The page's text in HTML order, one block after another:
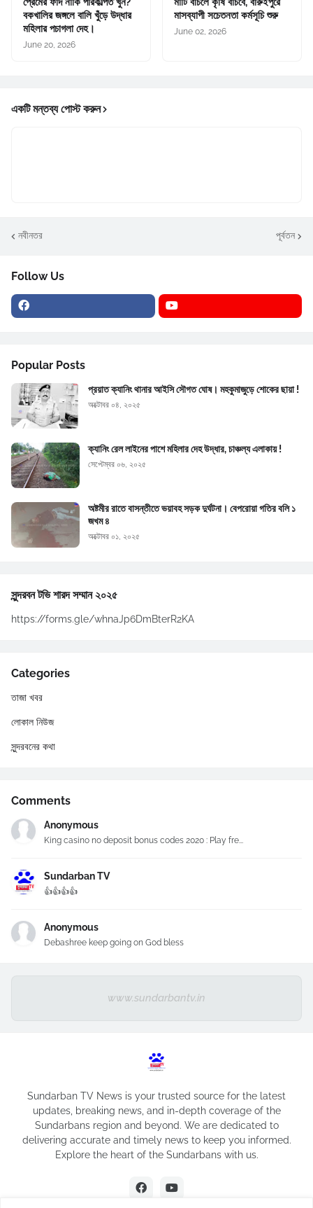
বকখালির জঙ্গলে বালি খুঁড়ে উদ্ধার
মহিলার পচাগলা দেহ।
June 20, 2026
মাসব্যাপী সচেতনতা কর্মসূচি শুরু
June 02, 2026
একটি মন্তব্য পোস্ট করুন
নবীনতর পূর্বতন
Follow Us
Popular Posts
প্রয়াত ক্যানিং থানার আইসি সৌগত ঘোষ। মহকুমাজুড়ে শোকের ছায়া !
অক্টোবর ০৪, ২০২৫
ক্যানিং রেল লাইনের পাশে মহিলার দেহ উদ্ধার, চাঞ্চল্য এলাকায় !
সেপ্টেম্বর ০৬, ২০২৫
অষ্টমীর রাতে বাসন্তীতে ভয়াবহ সড়ক দুর্ঘটনা। বেপরোয়া গতির বলি ১
জখম ৪
অক্টোবর ০১, ২০২৫
সুন্দরবন টভি শারদ সম্মান ২০২৫
https://forms.gle/whnaJp6DmBterR2KA
Categories
তাজা খবর
লোকাল নিউজ
সুন্দরবনের কথা
Comments
Anonymous
King casino no deposit bonus codes 2020 : Play fre...
Sundarban TV
👍👍👍👍
Anonymous
Debashree keep going on God bless
www.sundarbantv.in
Sundarban TV News is your trusted source for the latest
updates, breaking news, and in-depth coverage of the
Sundarbans region and beyond. We are dedicated to
delivering accurate and timely news to keep you informed.
Explore the heart of the Sundarbans with us.